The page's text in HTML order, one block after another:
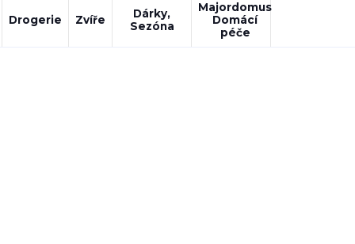
Drogerie Zvíře
Dárky,
Sezóna
Majordomus
Domácí
péče